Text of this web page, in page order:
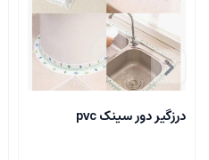
درزگیر دور سینک pvc